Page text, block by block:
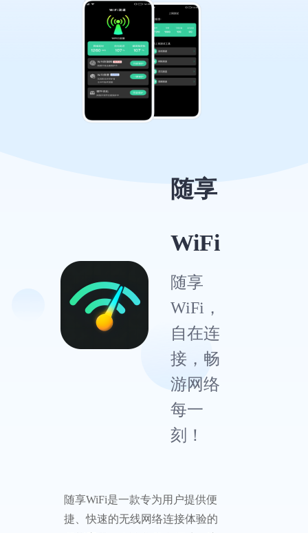
随享
WiFi
随享
WiFi，
自在连
接，畅
游网络
每一
刻！
随享WiFi是一款专为用户提供便
捷、快速的无线网络连接体验的